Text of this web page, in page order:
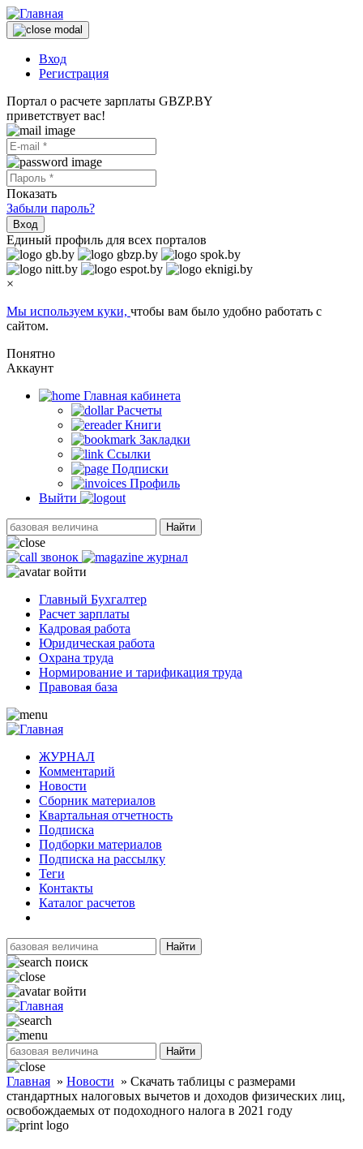
Вход
Регистрация
Портал о расчете зарплаты GBZP.BY
приветствует вас!
Показать
Забыли пароль?
Вход
Единый профиль для всех порталов
×
Мы используем куки, чтобы вам было удобно работать с
сайтом.
Понятно
Аккаунт
Главная кабинетa
Расчеты
Книги
Закладки
Ссылки
Подписки
Профиль
Выйти
Найти
звонок
журнал
войти
Главный Бухгалтер
Расчет зарплаты
Кадровая работа
Юридическая работа
Охрана труда
Нормирование и тарификация труда
Правовая база
ЖУРНАЛ
Комментарий
Новости
Сборник материалов
Квартальная отчетность
Подписка
Подборки материалов
Подписка на рассылку
Теги
Контакты
Каталог расчетов
Найти
поиск
войти
Найти
Главная » Новости » Скачать таблицы с размерами
стандартных налоговых вычетов и доходов физических лиц,
освобождаемых от подоходного налога в 2021 году